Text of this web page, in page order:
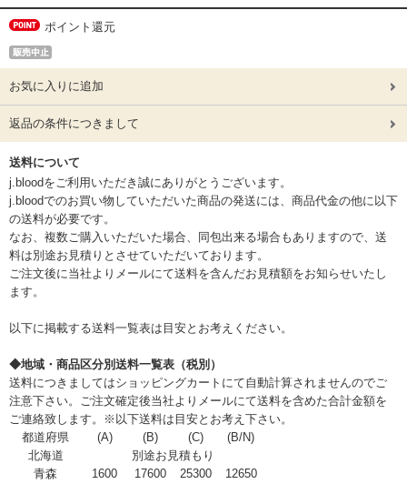
ポイント還元
お気に入りに追加
返品の条件につきまして
送料について
j.bloodをご利用いただき誠にありがとうございます。
j.bloodでのお買い物していただいた商品の発送には、商品代金の他に以下
の送料が必要です。
なお、複数ご購入いただいた場合、同包出来る場合もありますので、送
料は別途お見積りとさせていただいております。
ご注文後に当社よりメールにて送料を含んだお見積額をお知らせいたし
ます。
以下に掲載する送料一覧表は目安とお考えください。
◆地域・商品区分別送料一覧表（税別）
送料につきましてはショッピングカートにて自動計算されませんのでご
注意下さい。ご注文確定後当社よりメールにて送料を含めた合計金額を
ご連絡致します。※以下送料は目安とお考え下さい。
都道府県
(A) (B) (C)
(B/N)
北海道
別途お見積もり
青森
1600 17600 25300
12650